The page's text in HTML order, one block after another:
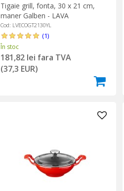
Tigaie grill, fonta, 30 x 21 cm,
maner Galben - LAVA
Cod: LVECOGT2130YL
(1)
În stoc
181,82 lei fara TVA
(37,3 EUR)